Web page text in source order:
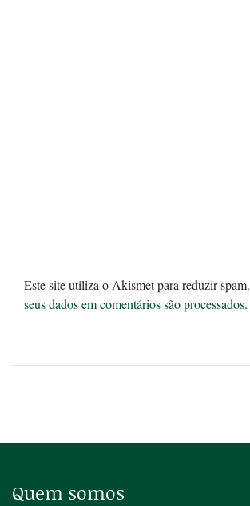
Este site utiliza o Akismet para reduzir spam.
seus dados em comentários são processados.
Quem somos